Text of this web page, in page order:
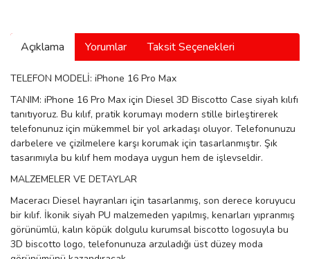
Manoir
Açıklama Yorumlar Taksit Seçenekleri
TELEFON MODELİ: iPhone 16 Pro Max
TANIM: iPhone 16 Pro Max için Diesel 3D Biscotto Case siyah kılıfı
tanıtıyoruz. Bu kılıf, pratik korumayı modern stille birleştirerek
telefonunuz için mükemmel bir yol arkadaşı oluyor. Telefonunuzu
darbelere ve çizilmelere karşı korumak için tasarlanmıştır. Şık
tasarımıyla bu kılıf hem modaya uygun hem de işlevseldir.
MALZEMELER VE DETAYLAR
Maceracı Diesel hayranları için tasarlanmış, son derece koruyucu
bir kılıf. İkonik siyah PU malzemeden yapılmış, kenarları yıpranmış
görünümlü, kalın köpük dolgulu kurumsal biscotto logosuyla bu
3D biscotto logo, telefonunuza arzuladığı üst düzey moda